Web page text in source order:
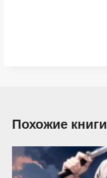
Похожие книги